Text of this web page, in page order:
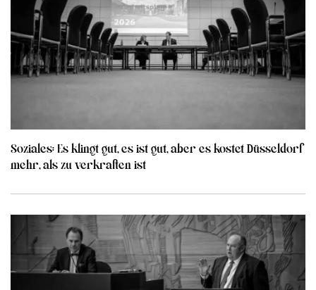
Soziales: Es klingt gut, es ist gut, aber es kostet Düsseldorf
mehr, als zu verkraften ist